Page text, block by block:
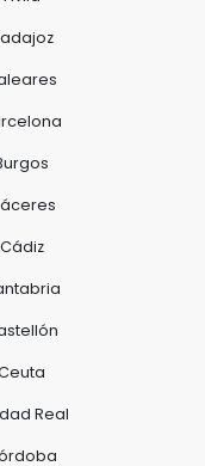
Real